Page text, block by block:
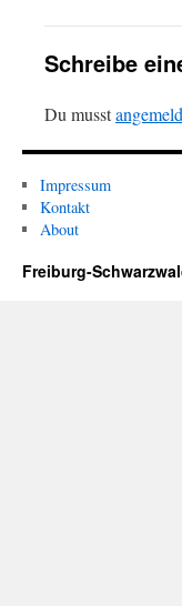
Schreibe
Du musst
Impressum
Kontakt
About
Freiburg-